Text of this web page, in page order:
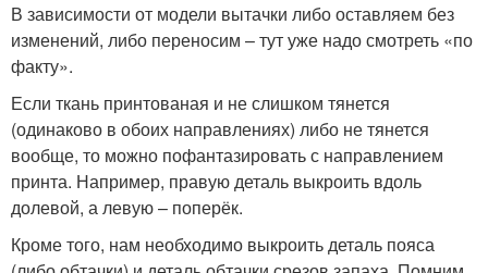
В зависимости от модели вытачки либо оставляем без
изменений, либо переносим – тут уже надо смотреть «по
факту».
Если ткань принтованая и не слишком тянется
(одинаково в обоих направлениях) либо не тянется
вообще, то можно пофантазировать с направлением
принта. Например, правую деталь выкроить вдоль
долевой, а левую – поперёк.
Кроме того, нам необходимо выкроить деталь пояса